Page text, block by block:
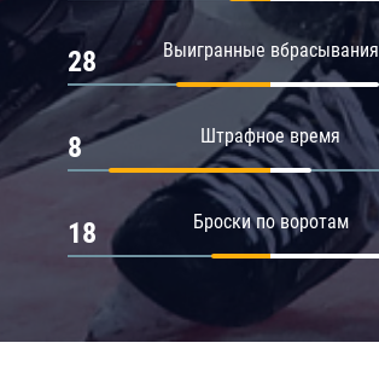
Выигранные вбрасывания
28
Штрафное время
8
Броски по воротам
18